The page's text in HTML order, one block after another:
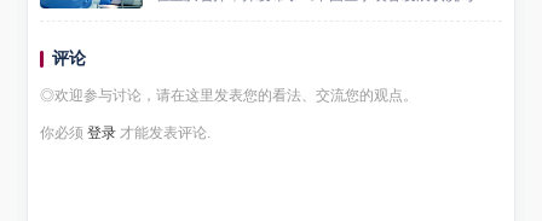
势 (2024)》蓝皮书。蓝皮书显示，2024年我国医学装
评论
◎欢迎参与讨论，请在这里发表您的看法、交流您的观点。
你必须登录 才能发表评论.